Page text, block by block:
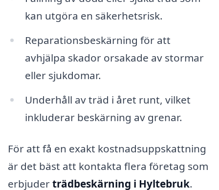
kan utgöra en säkerhetsrisk.
Reparationsbeskärning för att
avhjälpa skador orsakade av stormar
eller sjukdomar.
Underhåll av träd i året runt, vilket
inkluderar beskärning av grenar.
För att få en exakt kostnadsuppskattning
är det bäst att kontakta flera företag som
erbjuderträdbeskärning i Hyltebruk.